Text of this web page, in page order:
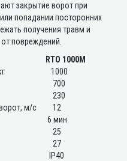
закрытие ворот при
попадании посторонних
получения травм и
повреждений.
RTO 1000M
1000
700
230
м/с 12
6 мин
25
27
IP40